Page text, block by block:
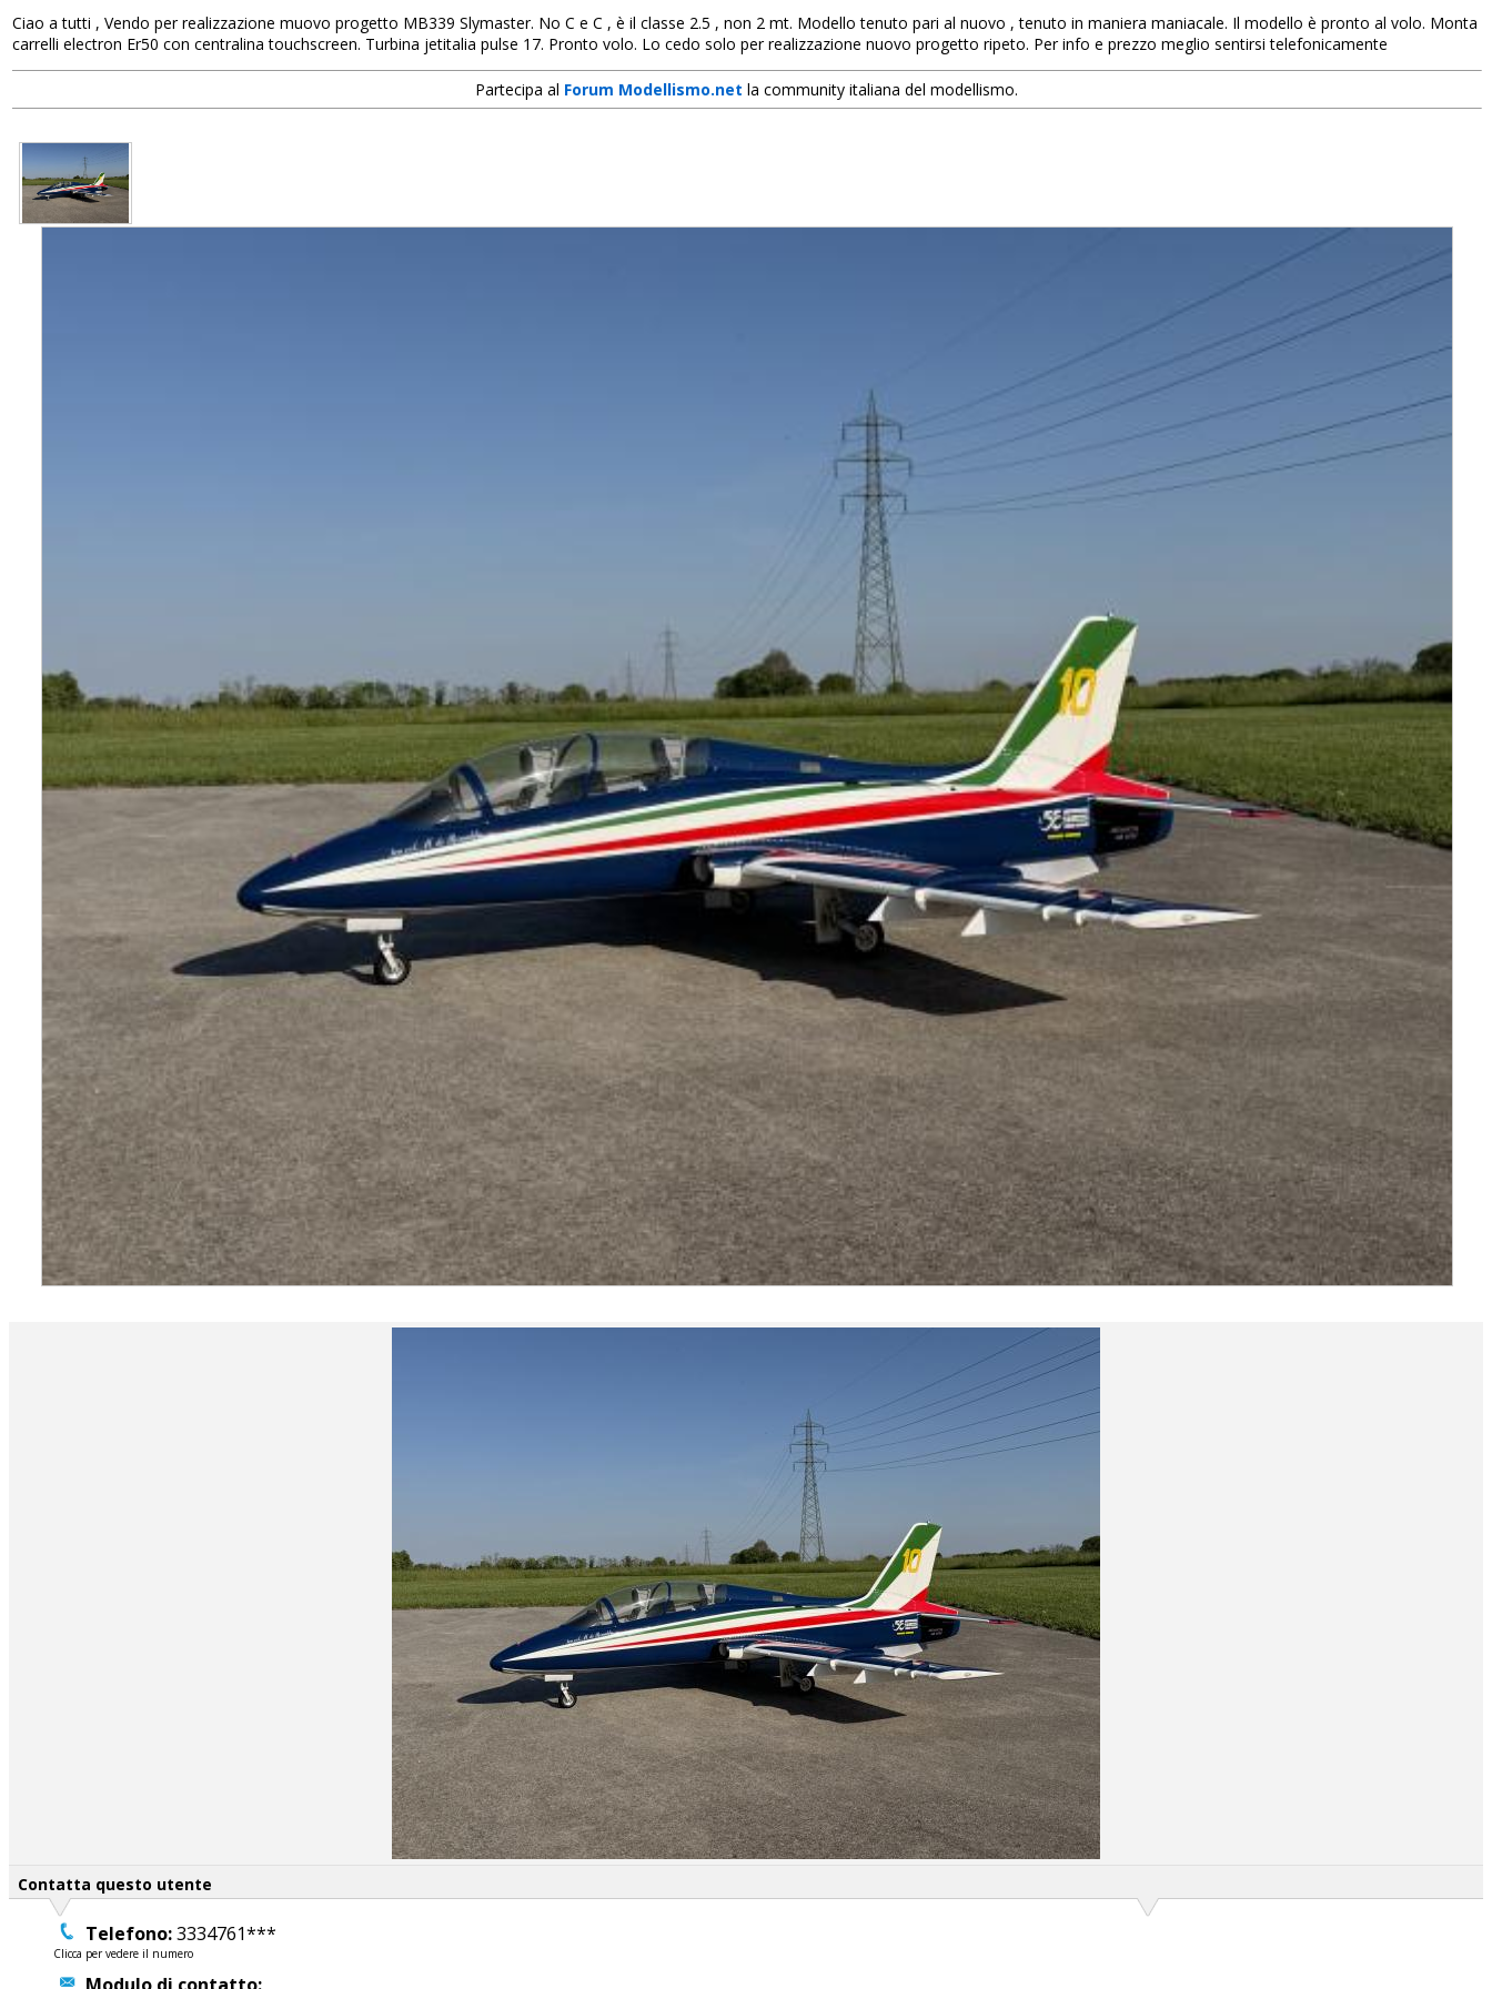
Ciao a tutti , Vendo per realizzazione muovo progetto MB339 Slymaster. No C e C , è il classe 2.5 , non 2 mt. Modello tenuto pari al nuovo , tenuto in maniera maniacale. Il modello è pronto al volo. Monta
carrelli electron Er50 con centralina touchscreen. Turbina jetitalia pulse 17. Pronto volo. Lo cedo solo per realizzazione nuovo progetto ripeto. Per info e prezzo meglio sentirsi telefonicamente
Partecipa al Forum Modellismo.net la community italiana del modellismo.
Contatta questo utente
Telefono:3334761***
Clicca per vedere il numero